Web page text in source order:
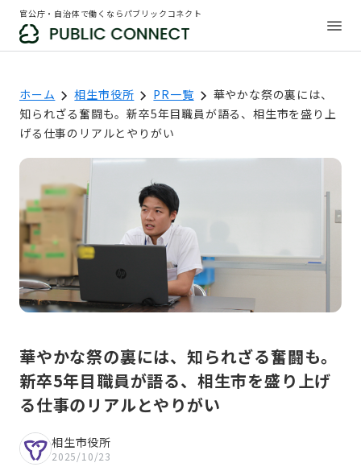
官公庁・自治体で働くならパブリックコネクト
ホーム 相生市役所 PR一覧
華やかな祭の裏には、
知られざる奮闘も。新卒5年目職員が語る、相生市を盛り上
げる仕事のリアルとやりがい
華やかな祭の裏には、知られざる奮闘も。
新卒5年目職員が語る、相生市を盛り上げ
る仕事のリアルとやりがい
相生市役所
2025/10/23